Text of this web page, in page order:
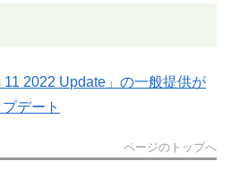
11 2022 Update」の一般提供が
デート
ページのトップへ